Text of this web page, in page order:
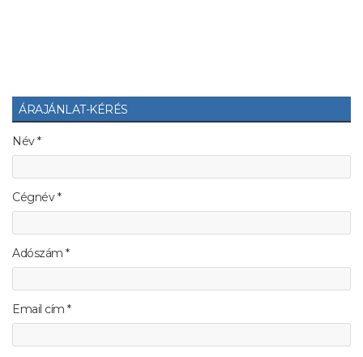
ÁRAJÁNLAT-KÉRÉS
Név *
Cégnév *
Adószám *
Email cím *